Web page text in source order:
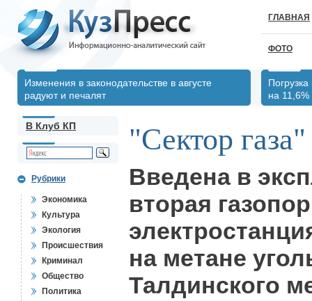
ГЛАВНАЯ
ФОТО
Изменения в законодательстве в августе
радуют и печалят
на 11,6%
В Клуб КП
Рубрики
Экономика
Культура
Экология
Происшествия
Криминал
Общество
Политика
"Сектор
Введена в
вторая
на метане
Талдинского